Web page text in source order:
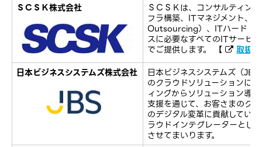
ＳＣＳＫ株式会社
ＳＣＳＫは、コンサルティン
フラ構築、ITマネジメント、
Outsourcing）、ITハード・
スに必要なすべてのITサービ
でご提供します。 【
取扱
日本ビジネスシステムズ株式会社
日本ビジネスシステムズ（
のクラウドソリューションに
ィングからソリューション導
支援を通じて、お客さまのク
のデジタル変革に貢献してい
ラウドインテグレーターとし
させてまいります。